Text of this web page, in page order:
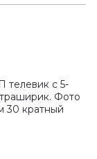
телевик с 5-
Фото
30 кратный